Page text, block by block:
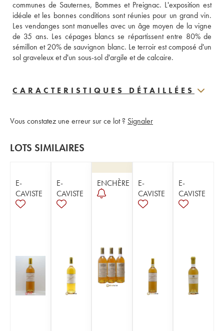
communes de Sauternes, Bommes et Preignac. L'exposition est
idéale et les bonnes conditions sont réunies pour un grand vin.
Les vendanges sont manuelles avec un âge moyen de la vigne
de 35 ans. Les cépages blancs se répartissent entre 80% de
sémillon et 20% de sauvignon blanc. Le terroir est composé d'un
sol graveleux et d'un sous-sol d'argile et de calcaire.
CARACTERISTIQUES DÉTAILLÉES
Vous constatez une erreur sur ce lot ? Signaler
LOTS SIMILAIRES
E-
CAVISTE
E-
CAVISTE
ENCHÈRE
E-
CAVISTE
E-
CAVISTE